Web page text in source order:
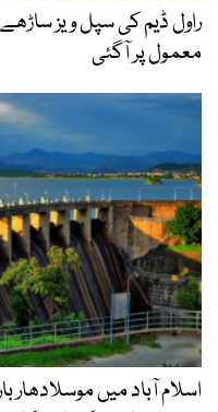
معمول پر آگئی
اسلام آباد میں